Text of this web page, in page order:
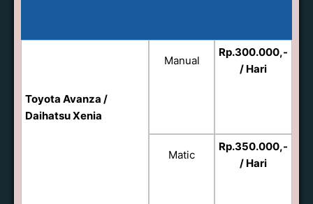
Toyota Avanza /
Daihatsu Xenia
Manual
Rp.300.000,-
/ Hari
Matic
Rp.350.000,-
/ Hari